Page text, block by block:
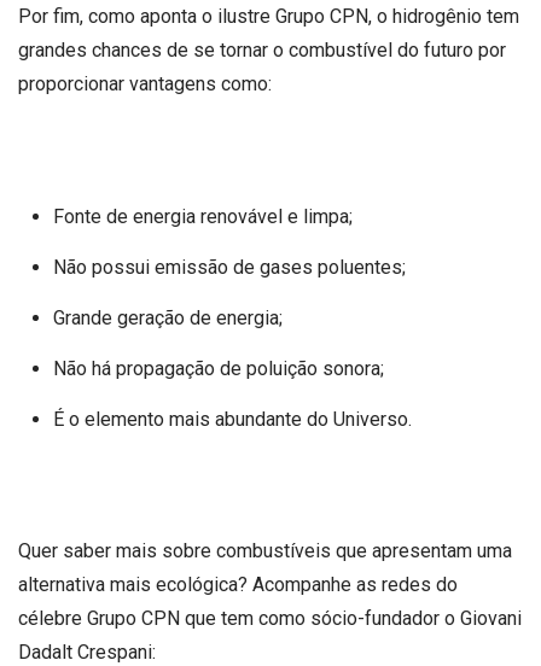
Por fim, como aponta o ilustre Grupo CPN, o hidrogênio tem
grandes chances de se tornar o combustível do futuro por
proporcionar vantagens como:
Fonte de energia renovável e limpa;
Não possui emissão de gases poluentes;
Grande geração de energia;
Não há propagação de poluição sonora;
É o elemento mais abundante do Universo.
Quer saber mais sobre combustíveis que apresentam uma
alternativa mais ecológica? Acompanhe as redes do
célebre Grupo CPN que tem como sócio-fundador o Giovani
Dadalt Crespani: